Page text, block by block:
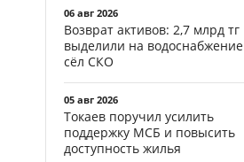
06 авг 2026
Возврат активов: 2,7 млрд тг
выделили на водоснабжение
сёл СКО
05 авг 2026
Токаев поручил усилить
поддержку МСБ и повысить
доступность жилья